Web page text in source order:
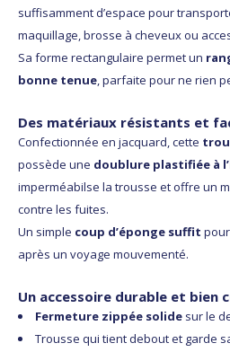
suffisamment d’espace pour
maquillage, brosse à cheveux ou
Sa forme rectangulaire permet un
bonne tenue, parfaite pour ne rien
Des matériaux résistants et
Confectionnée en jacquard, cette
possède une doublure plastifiée à
imperméabilse la trousse et offre un
contre les fuites.
Un simple coup d’éponge suffit
après un voyage mouvementé.
Un accessoire durable et bien
Fermeture zippée solide sur le
Trousse qui tient debout et garde